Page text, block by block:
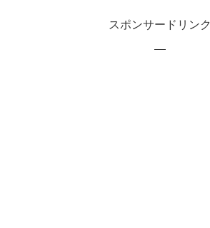
スポンサードリンク